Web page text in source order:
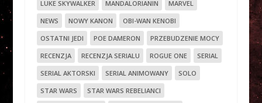
LUKE SKYWALKER
MANDALORIANIN
MARVEL
NEWS
NOWY KANON
OBI-WAN KENOBI
OSTATNI JEDI
POE DAMERON
PRZEBUDZENIE MOCY
RECENZJA
RECENZJA SERIALU ROGUE ONE
SERIAL
SERIAL AKTORSKI
SERIAL ANIMOWANY
SOLO
STAR WARS
STAR WARS REBELIANCI